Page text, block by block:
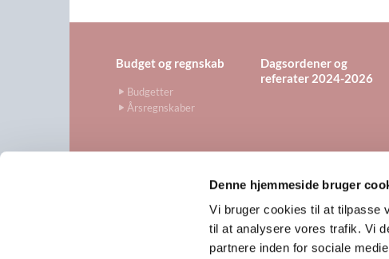
Denne hjemmeside bruger
Vi bruger cookies til at tilpasse
til at analysere vores trafik. Vi
partnere inden for sociale
Budget og regnskab
Budgetter
Årsregnskaber
Dagsordener og
referater 2024-2026
www.kirkervedviby.dk · Skolevej